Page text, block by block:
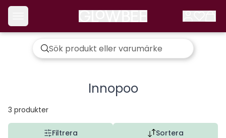
Innopoo
3 produkter
Filtrera Sortera